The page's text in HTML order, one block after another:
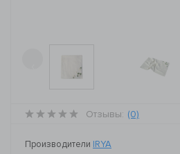
Отзывы: (0)
Производители IRYA